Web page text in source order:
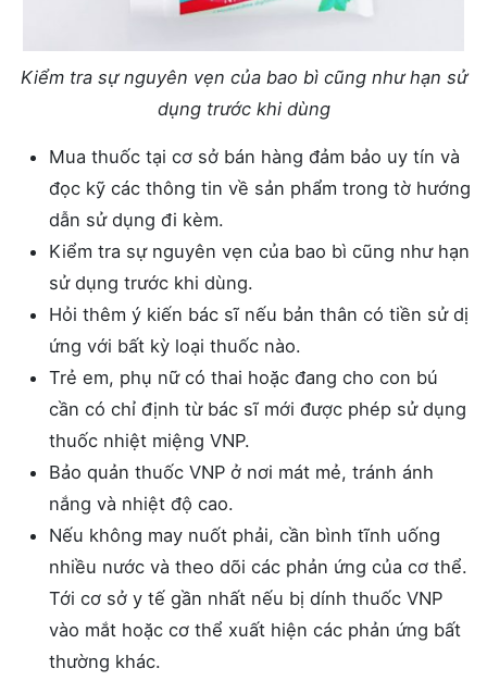
Kiểm tra sự nguyên vẹn của bao bì cũng như hạn sử
dụng trước khi dùng
Mua thuốc tại cơ sở bán hàng đảm bảo uy tín và
đọc kỹ các thông tin về sản phẩm trong tờ hướng
dẫn sử dụng đi kèm.
Kiểm tra sự nguyên vẹn của bao bì cũng như hạn
sử dụng trước khi dùng.
Hỏi thêm ý kiến bác sĩ nếu bản thân có tiền sử dị
ứng với bất kỳ loại thuốc nào.
Trẻ em, phụ nữ có thai hoặc đang cho con bú
cần có chỉ định từ bác sĩ mới được phép sử dụng
thuốc nhiệt miệng VNP.
Bảo quản thuốc VNP ở nơi mát mẻ, tránh ánh
nắng và nhiệt độ cao.
Nếu không may nuốt phải, cần bình tĩnh uống
nhiều nước và theo dõi các phản ứng của cơ thể.
Tới cơ sở y tế gần nhất nếu bị dính thuốc VNP
vào mắt hoặc cơ thể xuất hiện các phản ứng bất
thường khác.